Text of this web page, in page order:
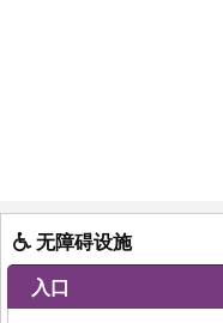
无障碍设施
入口